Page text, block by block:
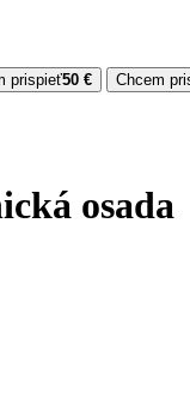
prispieť50 € Chcem
osada